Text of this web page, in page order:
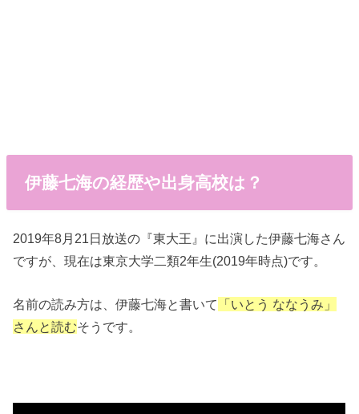
伊藤七海の経歴や出身高校は？
2019年8月21日放送の『東大王』に出演した伊藤七海さん
ですが、現在は東京大学二類2年生(2019年時点)です。
名前の読み方は、伊藤七海と書いて
「いとう ななうみ」
さんと読むそうです。